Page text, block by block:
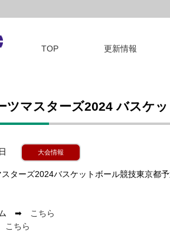
TOP 更新情報
ツマスターズ2024 バスケ
大会情報
ターズ2024バスケットボール競技東京都
ム ➡
こちら
こちら